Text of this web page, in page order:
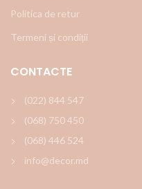
Politica de retur
Termeni și condiții
CONTACTE
(022) 844 547
(068) 750 450
(068) 446 524
info@decor.md